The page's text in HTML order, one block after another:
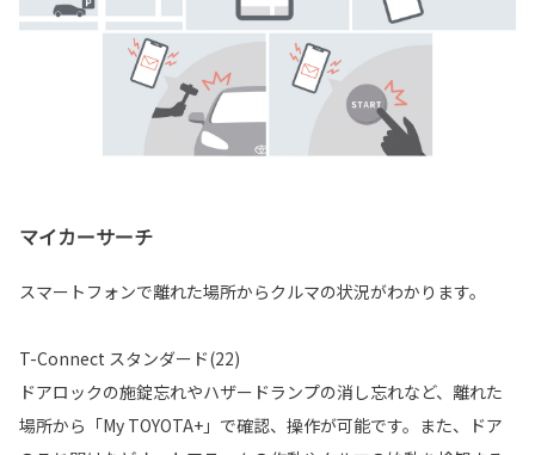
マイカーサーチ
スマートフォンで離れた場所からクルマの状況がわかります。
T-Connect スタンダード(22)
ドアロックの施錠忘れやハザードランプの消し忘れなど、離れた
場所から「My TOYOTA+」で確認、操作が可能です。また、ドア